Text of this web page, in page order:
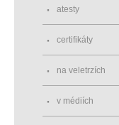
atesty
certifikáty
na veletrzích
v médiích